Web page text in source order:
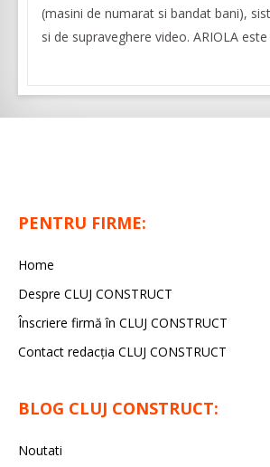
(masini de numarat si bandat bani),
si de supraveghere video. ARIOLA este
PENTRU FIRME:
Home
Despre CLUJ CONSTRUCT
Înscriere firmă în CLUJ CONSTRUCT
Contact redacția CLUJ CONSTRUCT
BLOG CLUJ CONSTRUCT:
Noutati